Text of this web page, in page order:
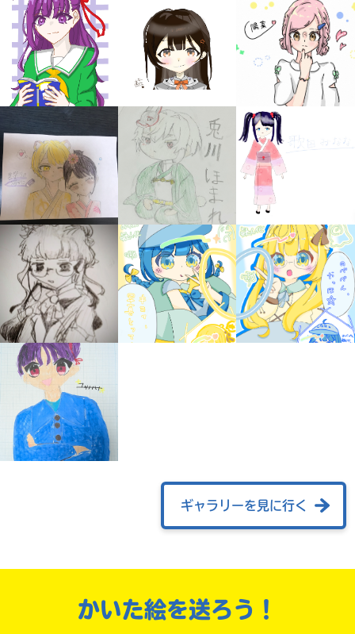
みんなの絵が
見られる
ギャラリー
ギャラリーを見に行く
かいた絵を送ろう！